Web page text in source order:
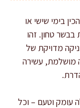
בימי שישי או
טחון. זהו
מדויקת של
מושלמת, עשירה
עומק וטעם – וכל